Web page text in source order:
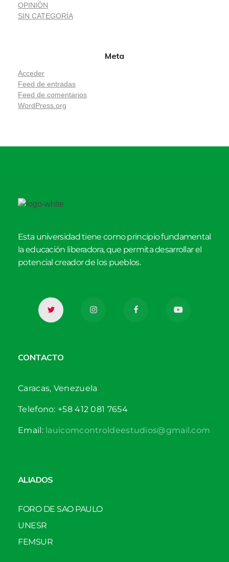
OPINIÓN
SIN CATEGORÍA
Meta
Acceder
Feed de entradas
Feed de comentarios
WordPress.org
Esta universidad tiene como principio fundamental
la educación liberadora, que permita desarrollar el
potencial creador de los pueblos.
CONTACTO
Caracas, Venezuela
Telefono: +58 412 081 7654
Email:lauicomcontroldeestudios@gmail.com
ALIADOS
FORO DE SAO PAULO
UNESR
FEMSUR